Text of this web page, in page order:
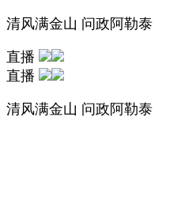
清风满金山 问政阿勒泰
直播
直播
清风满金山 问政阿勒泰